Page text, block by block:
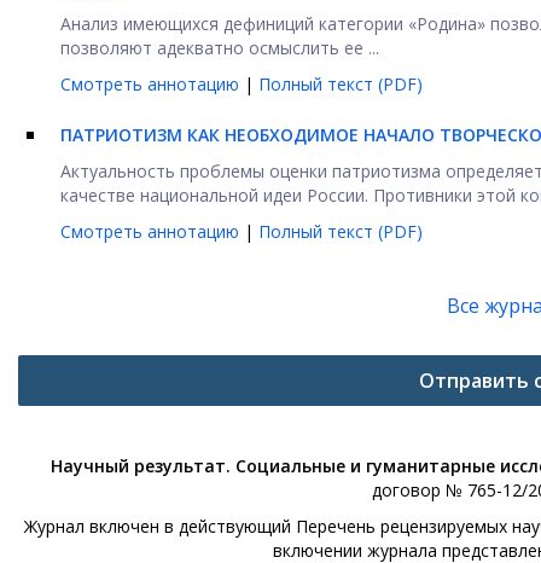
Анализ имеющихся дефиниций категории «Родина»
позволяют адекватно осмыслить ее ...
Смотреть аннотацию | Полный текст (PDF)
ПАТРИОТИЗМ КАК НЕОБХОДИМОЕ НАЧАЛО
Актуальность проблемы оценки патриотизма
качестве национальной идеи России. Противники этой
Смотреть аннотацию | Полный текст (PDF)
Все
Отправить
Научный результат. Социальные и гуманитарные
договор № 765-12/
Журнал включен в действующий Перечень рецензируемых
включении журнала